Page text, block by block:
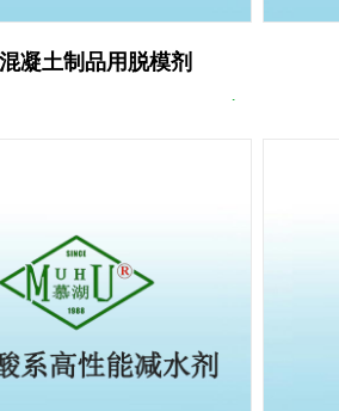
,玻璃,板,门窗,
材料类
凝土制品用脱模剂